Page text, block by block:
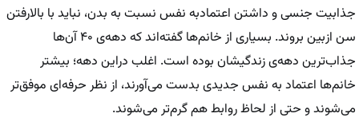
جذابیت جنسی و داشتن اعتمادبه نفس نسبت به بدن، نباید با بالارفتن
سن ازبین بروند. بسیاری از خانم‌ها گفته‌اند که دهه‌ی ۴۰ آن‌ها
جذاب‌ترین دهه‌ی زندگیشان بوده است. اغلب دراین دهه؛ بیشتر
خانم‌ها اعتماد به نفس جدیدی بدست می‌آورند، از نظر حرفه‌ای موفق‌تر
می‌شوند و حتی از لحاظ روابط هم گرم‌تر می‌شوند.